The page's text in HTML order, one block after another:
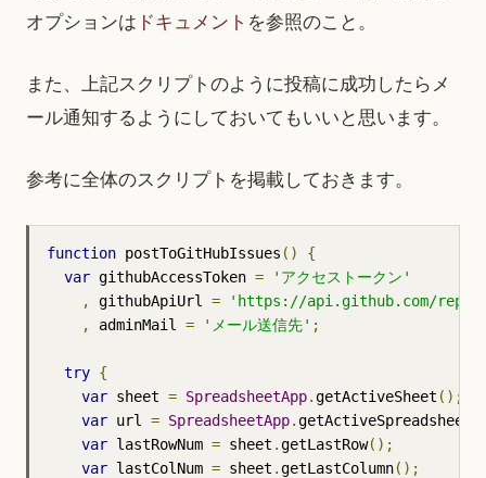
オプションは ドキュメント を参照のこと。
また、上記スクリプトのように投稿に成功したらメ
ール通知するようにしておいてもいいと思います。
参考に全体のスクリプトを掲載しておきます。
function postToGitHubIssues ()
{
var githubAccessToken =
'アクセストークン'
,
githubApiUrl =
'https://api.github.com/repos/
,
adminMail = 'メール送信先' ;
try {
var sheet = SpreadsheetApp.getActiveSheet ();
var url = SpreadsheetApp.getActiveSpreadsheet
var lastRowNum = sheet .getLastRow();
var lastColNum = sheet .getLastColumn();